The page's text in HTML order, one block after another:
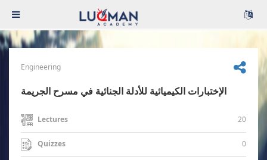
Engineering
الإختبارات الكيميائية للأدلة الجنائية في مسرح الجريمة
Lectures 20
Quizzes 0